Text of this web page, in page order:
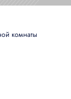
комнаты